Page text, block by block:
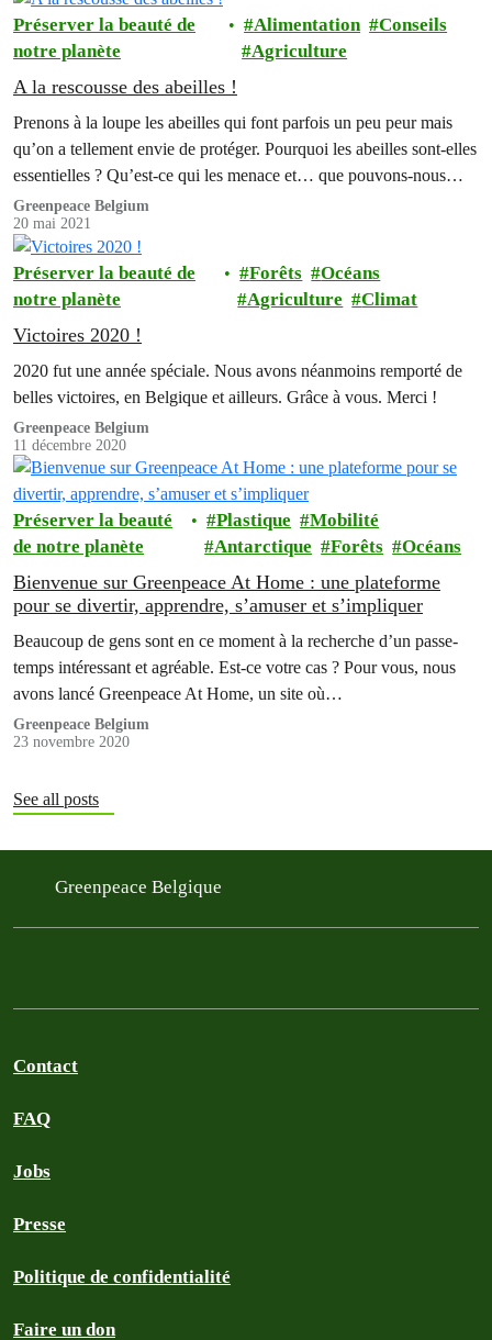
Préserver la beauté de
notre planète
Alimentation
Conseils
Agriculture
A la rescousse des abeilles !
Prenons à la loupe les abeilles qui font parfois un peu peur mais
qu’on a tellement envie de protéger. Pourquoi les abeilles sont-elles
essentielles ? Qu’est-ce qui les menace et… que pouvons-nous
faire, chez nous, pour les sauver ?
Greenpeace Belgium
20 mai 2021
Préserver la beauté de
notre planète
Forêts
Océans
Agriculture
Climat
Victoires 2020 !
2020 fut une année spéciale. Nous avons néanmoins remporté de
belles victoires, en Belgique et ailleurs. Grâce à vous. Merci !
Greenpeace Belgium
11 décembre 2020
Préserver la beauté
de notre planète
Plastique
Mobilité
Antarctique
Forêts Océans
Bienvenue sur Greenpeace At Home : une plateforme
pour se divertir, apprendre, s’amuser et s’impliquer
Beaucoup de gens sont en ce moment à la recherche d’un passe-
temps intéressant et agréable. Est-ce votre cas ? Pour vous, nous
avons lancé Greenpeace At Home, un site où…
Greenpeace Belgium
23 novembre 2020
See all posts
Greenpeace Belgique
Contact
FAQ
Jobs
Presse
Politique de confidentialité
Faire un don